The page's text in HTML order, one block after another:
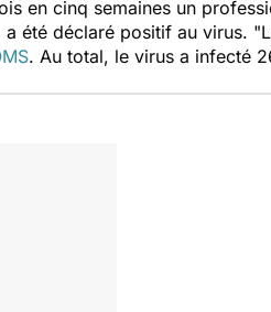
en cinq semaines un
a été déclaré positif au virus. "
. Au total, le virus a infecté